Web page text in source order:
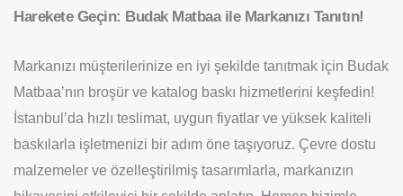
Harekete Geçin: Budak Matbaa ile Markanızı Tanıtın!
Markanızı müşterilerinize en iyi şekilde tanıtmak için Budak
Matbaa’nın broşür ve katalog baskı hizmetlerini keşfedin!
İstanbul’da hızlı teslimat, uygun fiyatlar ve yüksek kaliteli
baskılarla işletmenizi bir adım öne taşıyoruz. Çevre dostu
malzemeler ve özelleştirilmiş tasarımlarla, markanızın